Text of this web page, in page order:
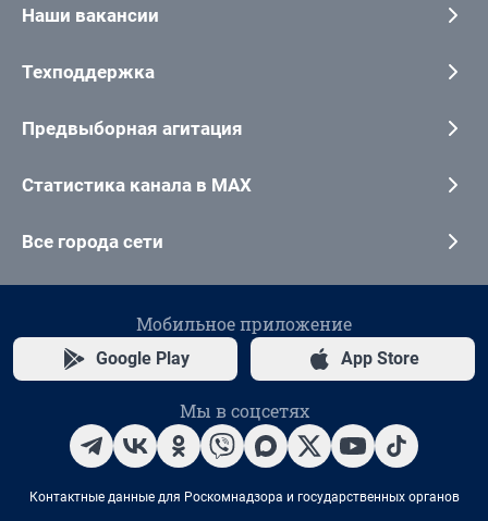
Наши вакансии
Техподдержка
Предвыборная агитация
Статистика канала в MAX
Все города сети
Мобильное приложение
Google Play App Store
Мы в соцсетях
Контактные данные для Роскомнадзора и государственных органов